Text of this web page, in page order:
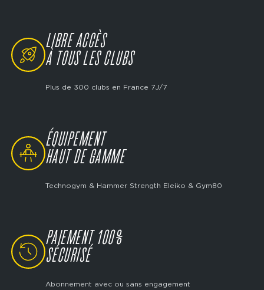
SVG
LIBRE ACCÈS
À TOUS LES CLUBS
Plus de 300 clubs en France 7J/7
SVG
ÉQUIPEMENT
HAUT DE GAMME
Technogym & Hammer Strength Eleiko & Gym80
SVG
PAIEMENT 100%
SÉCURISÉ
Abonnement avec ou sans engagement